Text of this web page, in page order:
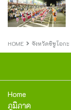
HOME จังหวัดชิซูโอกะ
Home
ภูมิภาค